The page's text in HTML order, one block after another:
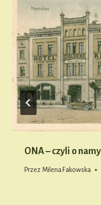
ONA – czyli o
Przez Milena Fakowska